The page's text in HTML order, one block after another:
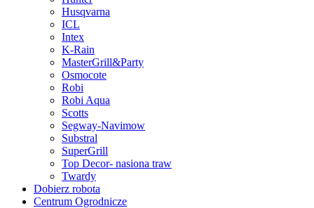
Husqvarna
ICL
Intex
K-Rain
MasterGrill&Party
Osmocote
Robi
Robi Aqua
Scotts
Segway-Navimow
Substral
SuperGrill
Top Decor- nasiona traw
Twardy
Dobierz robota
Centrum Ogrodnicze